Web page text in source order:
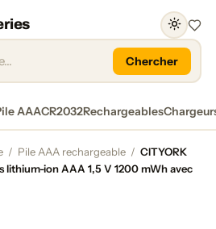
Chercher
AAACR2032Rechargeables
/ Pile AAA rechargeable / CITYORK
lithium-ion AAA 1,5 V 1200 mWh avec